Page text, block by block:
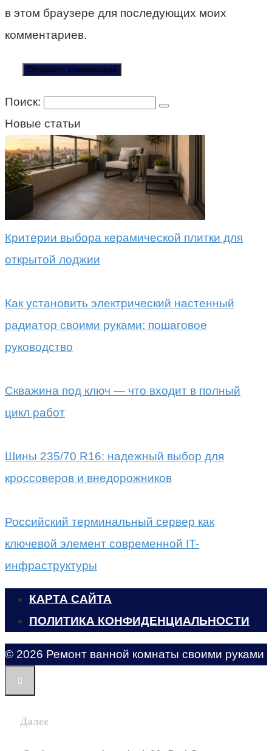
в этом браузере для последующих моих
комментариев.
Поиск:
Новые статьи
Критерии выбора керамической плитки для
открытой лоджии
Как установить электрический настенный
радиатор своими руками: пошаговое
руководство
Скважина под ключ — что входит в полный
цикл работ
Шины 235/70 R16: надежный выбор для
кроссоверов и внедорожников
Российский терминальный сервер как
ключевой элемент современной IT-
инфраструктуры
КАРТА САЙТА
ПОЛИТИКА КОНФИДЕНЦИАЛЬНОСТИ
© 2026 Ремонт ванной комнаты своими руками
Далее